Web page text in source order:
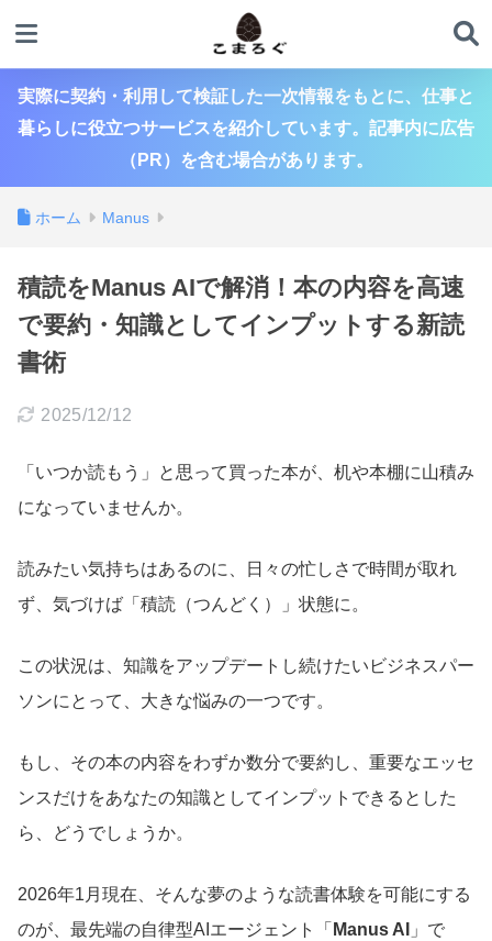
実際に契約・利用して検証した一次情報をもとに、仕事と
暮らしに役立つサービスを紹介しています。記事内に広告
（PR）を含む場合があります。
ホーム Manus
積読をManus AIで解消！本の内容を高速
で要約・知識としてインプットする新読
書術
2025/12/12
「いつか読もう」と思って買った本が、机や本棚に山積み
になっていませんか。
読みたい気持ちはあるのに、日々の忙しさで時間が取れ
ず、気づけば「積読（つんどく）」状態に。
この状況は、知識をアップデートし続けたいビジネスパー
ソンにとって、大きな悩みの一つです。
もし、その本の内容をわずか数分で要約し、重要なエッセ
ンスだけをあなたの知識としてインプットできるとした
ら、どうでしょうか。
2026年1月現在、そんな夢のような読書体験を可能にする
のが、最先端の自律型AIエージェント「 Manus AI
」で